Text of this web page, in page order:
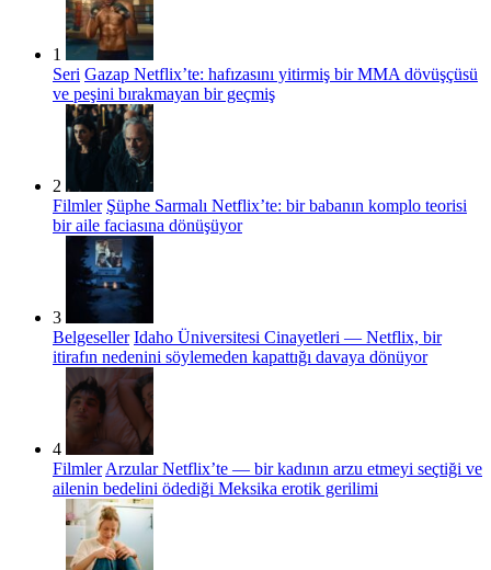
1
Seri Gazap Netflix’te: hafızasını yitirmiş bir MMA dövüşçüsü
ve peşini bırakmayan bir geçmiş
2
Filmler Şüphe Sarmalı Netflix’te: bir babanın komplo teorisi
bir aile faciasına dönüşüyor
3
Belgeseller Idaho Üniversitesi Cinayetleri — Netflix, bir
itirafın nedenini söylemeden kapattığı davaya dönüyor
4
Filmler Arzular Netflix’te — bir kadının arzu etmeyi seçtiği ve
ailenin bedelini ödediği Meksika erotik gerilimi